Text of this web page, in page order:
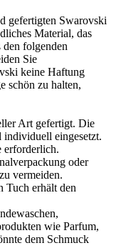
gefertigten Swarovski
Material, das
den folgenden
Sie
keine Haftung
schön zu halten,
Art gefertigt. Die
eingesetzt.
erforderlich.
oder
vermeiden.
Tuch erhält den
wie Parfum,
dem Schmuck